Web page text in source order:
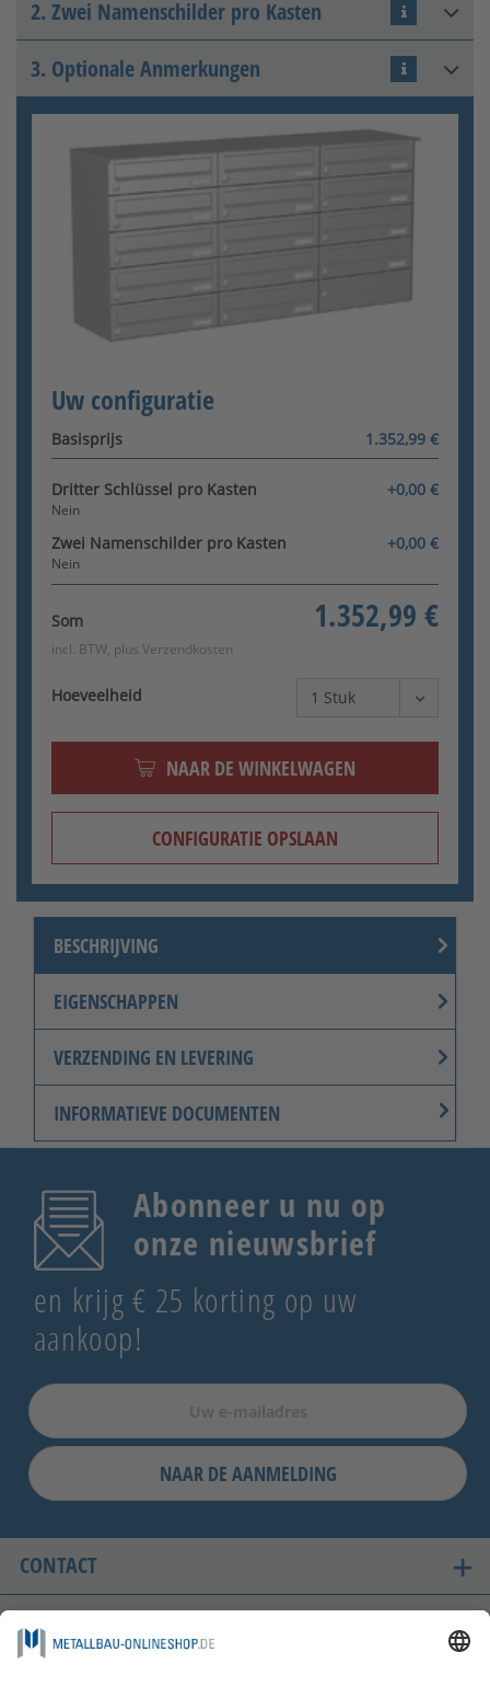
Zusatzschlüssel
2. Zwei Namenschilder pro Kasten
Zusatznamensschild
3. Optionale Anmerkungen
Uw configuratie
Basisprijs 1.352,99 €
Dritter Schlüssel pro Kasten +0,00 €
Nein
Zwei Namenschilder pro Kasten +0,00 €
Nein
Som 1.352,99 €
incl. BTW, plus Verzendkosten
Hoeveelheid
NAAR DE WINKELWAGEN
CONFIGURATIE OPSLAAN
BESCHRIJVING
EIGENSCHAPPEN
VERZENDING EN LEVERING
INFORMATIEVE DOCUMENTEN
Abonneer u nu op
onze nieuwsbrief
en krijg € 25 korting op uw
aankoop!
NAAR DE AANMELDING
CONTACT
ONZE LANDEN VAN LEVERING